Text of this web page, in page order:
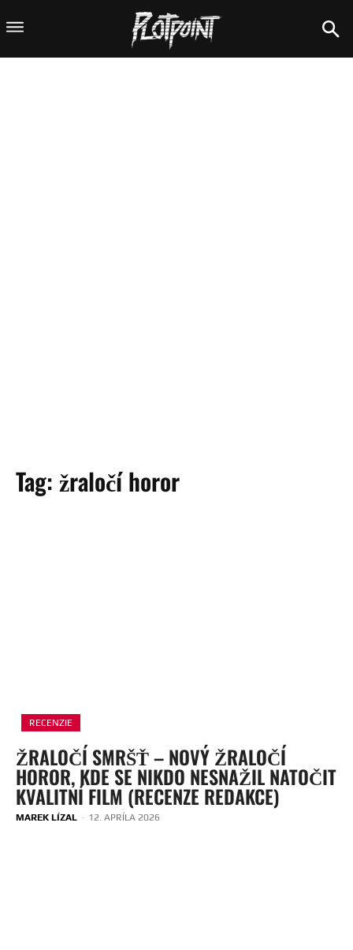
Tag: žraločí horor
RECENZIE
ŽRALOČÍ SMRŠŤ – NOVÝ ŽRALOČÍ
HOROR, KDE SE NIKDO NESNAŽIL NATOČIT
KVALITNÍ FILM (RECENZE REDAKCE)
MAREK LÍZAL - 12. APRÍLA 2026